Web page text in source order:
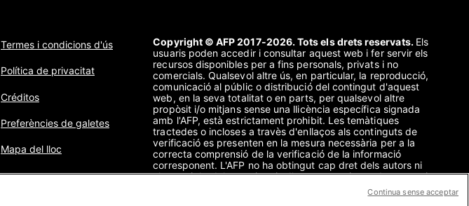
Termes i condicions d'ús
Política de privacitat
Créditos
Preferències de galetes
Mapa del lloc
Copyright © AFP 2017-2026. Tots els drets reservats. Els
usuaris poden accedir i consultar aquest web i fer servir els
recursos disponibles per a fins personals, privats i no
comercials. Qualsevol altre ús, en particular, la reproducció,
comunicació al públic o distribució del contingut d'aquest
web, en la seva totalitat o en parts, per qualsevol altre
propòsit i/o mitjans sense una llicència específica signada
amb l'AFP, està estrictament prohibit. Les temàtiques
tractedes o incloses a travès d'enllaços als continguts de
verificació es presenten en la mesura necessària per a la
correcta comprensió de la verificació de la informació
corresponent. L'AFP no ha obtingut cap dret dels autors ni
el copyright dels propietaris d'aquest contingut de tercers i
no assumirà cap responsabilitat en aquest sentit. L'AFP i el
Continua sense acceptar